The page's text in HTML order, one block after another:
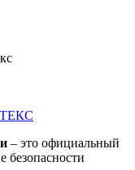
– это официальный
безопасности